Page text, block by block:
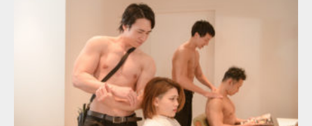
Update:2023.02.11
美容室のマッチョ SOSUKE
AKIHITO(細マッチョ)
肩 表参道 (東京)
ダウンロード
【TV】TBS番組「ひるおび」にてマッスルプ
ラスが紹介されま…